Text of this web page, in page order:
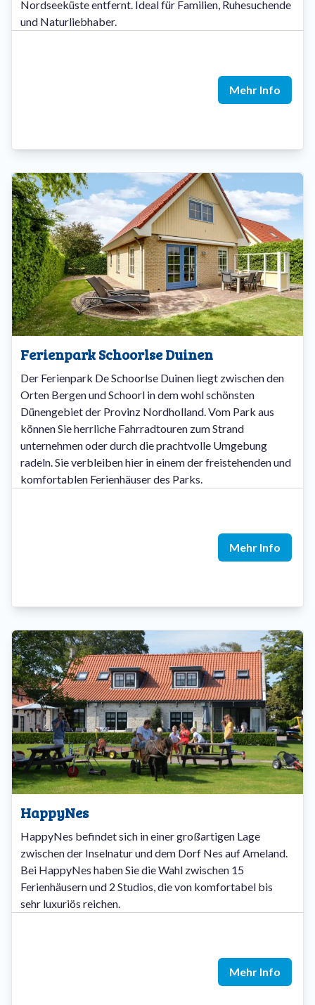
Nordseeküste entfernt. Ideal für Familien, Ruhesuchende
und Naturliebhaber.
Mehr Info
Ferienpark Schoorlse Duinen
Der Ferienpark De Schoorlse Duinen liegt zwischen den
Orten Bergen und Schoorl in dem wohl schönsten
Dünengebiet der Provinz Nordholland. Vom Park aus
können Sie herrliche Fahrradtouren zum Strand
unternehmen oder durch die prachtvolle Umgebung
radeln. Sie verbleiben hier in einem der freistehenden und
komfortablen Ferienhäuser des Parks.
Mehr Info
HappyNes
HappyNes befindet sich in einer großartigen Lage
zwischen der Inselnatur und dem Dorf Nes auf Ameland.
Bei HappyNes haben Sie die Wahl zwischen 15
Ferienhäusern und 2 Studios, die von komfortabel bis
sehr luxuriös reichen.
Mehr Info